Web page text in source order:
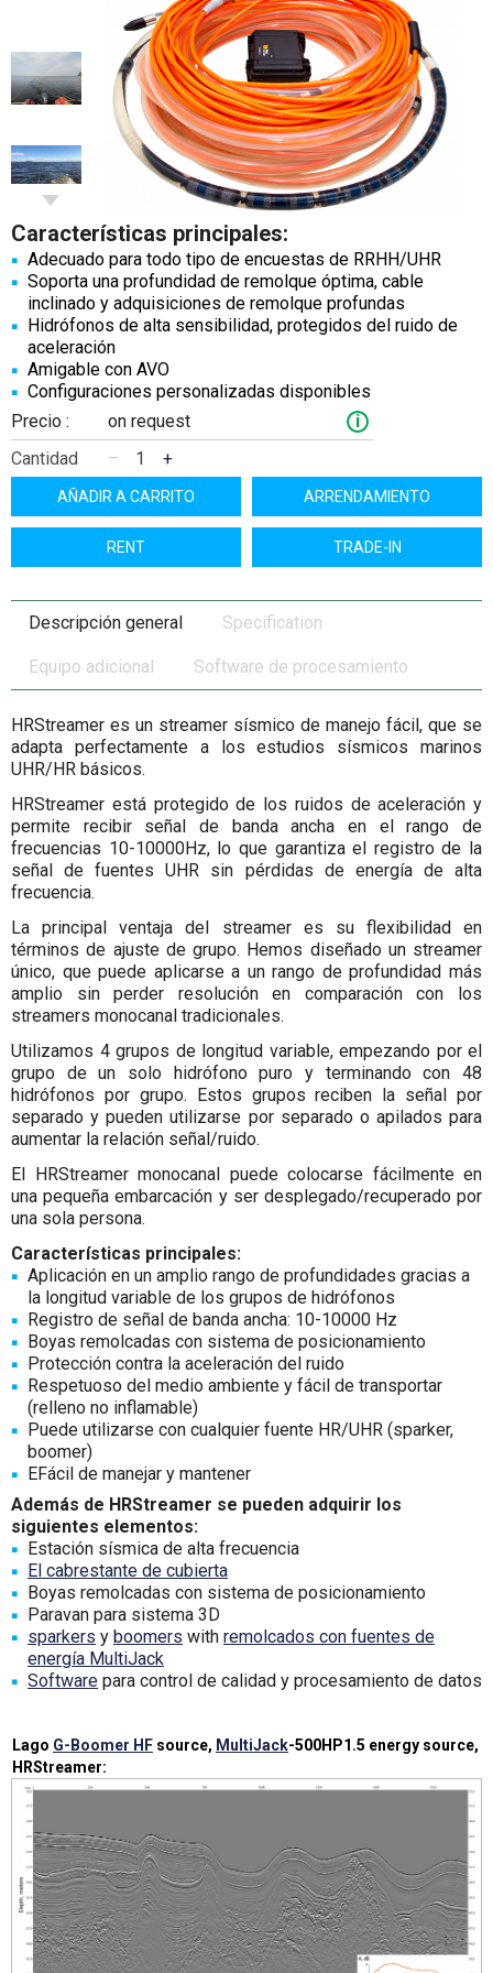
Características principales:
Adecuado para todo tipo de encuestas de RRHH/UHR
Soporta una profundidad de remolque óptima, cable
inclinado y adquisiciones de remolque profundas
Hidrófonos de alta sensibilidad, protegidos del ruido de
aceleración
Amigable con AVO
Configuraciones personalizadas disponibles
Precio :
on request
i
Cantidad
– +
AÑADIR A CARRITO ARRENDAMIENTO
RENT TRADE-IN
Descripción general Specification
Equipo adicional Software de procesamiento
HRStreamer es un streamer sísmico de manejo fácil, que se
adapta perfectamente a los estudios sísmicos marinos
UHR/HR básicos.
HRStreamer está protegido de los ruidos de aceleración y
permite recibir señal de banda ancha en el rango de
frecuencias 10-10000Hz, lo que garantiza el registro de la
señal de fuentes UHR sin pérdidas de energía de alta
frecuencia.
La principal ventaja del streamer es su flexibilidad en
términos de ajuste de grupo. Hemos diseñado un streamer
único, que puede aplicarse a un rango de profundidad más
amplio sin perder resolución en comparación con los
streamers monocanal tradicionales.
Utilizamos 4 grupos de longitud variable, empezando por el
grupo de un solo hidrófono puro y terminando con 48
hidrófonos por grupo. Estos grupos reciben la señal por
separado y pueden utilizarse por separado o apilados para
aumentar la relación señal/ruido.
El HRStreamer monocanal puede colocarse fácilmente en
una pequeña embarcación y ser desplegado/recuperado por
una sola persona.
Características principales:
Aplicación en un amplio rango de profundidades gracias a
la longitud variable de los grupos de hidrófonos
Registro de señal de banda ancha: 10-10000 Hz
Boyas remolcadas con sistema de posicionamiento
Protección contra la aceleración del ruido
Respetuoso del medio ambiente y fácil de transportar
(relleno no inflamable)
Puede utilizarse con cualquier fuente HR/UHR (sparker,
boomer)
EFácil de manejar y mantener
Además de HRStreamer se pueden adquirir los
siguientes elementos:
Estación sísmica de alta frecuencia
El cabrestante de cubierta
Boyas remolcadas con sistema de posicionamiento
Paravan para sistema 3D
sparkers y boomers with remolcados con fuentes de
energía MultiJack
Software para control de calidad y procesamiento de datos
Lago G-Boomer HF source, MultiJack-500HP1.5 energy source,
HRStreamer: